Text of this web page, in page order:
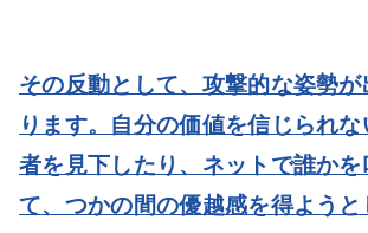
その反動として、攻撃的な姿勢が
ります。自分の価値を信じられ
者を見下したり、ネットで誰かを
て、つかの間の優越感を得ようと